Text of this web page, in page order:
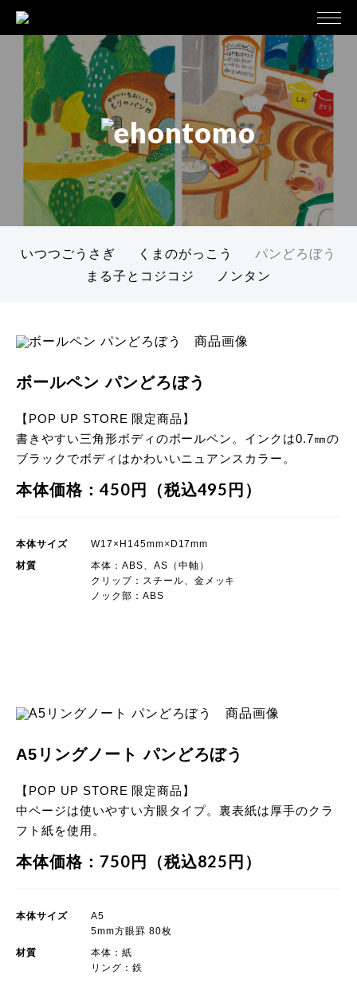
いつつごうさぎ くまのがっこう
パンどろぼう
まる子とコジコジ
ノンタン
ボールペン パンどろぼう
【POP UP STORE 限定商品】
書きやすい三角形ボディのボールペン。インクは0.7㎜の
ブラックでボディはかわいいニュアンスカラー。
本体価格：450円（税込495円）
本体サイズ
W17×H145mm×D17mm
材質
本体：ABS、AS（中軸）
クリップ：スチール、金メッキ
ノック部：ABS
A5リングノート パンどろぼう
【POP UP STORE 限定商品】
中ページは使いやすい方眼タイプ。裏表紙は厚手のクラ
フト紙を使用。
本体価格：750円（税込825円）
本体サイズ
A5
5mm方眼罫 80枚
材質
本体：紙
リング：鉄